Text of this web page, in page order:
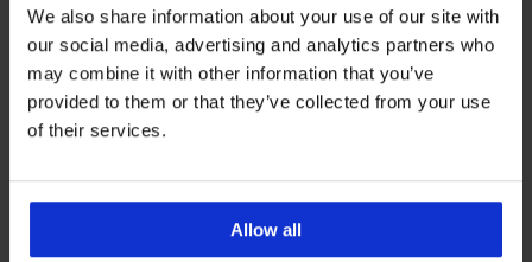
We also share information about your use of our site with
our social media, advertising and analytics partners who
may combine it with other information that you’ve
provided to them or that they’ve collected from your use
of their services.
Allow all
3+1 INGYEN
3 490 Ftakció 3+1 INGYEN
3+1 INGYEN
3 490 Ftakció 3+1 INGYEN